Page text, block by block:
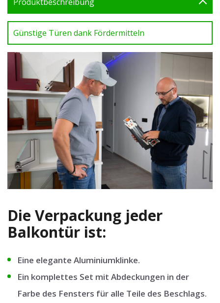
Produktbeschreibung
Günstige Türen dank Fördermitteln
Die Verpackung jeder
Balkontür ist:
Eine elegante Aluminiumklinke.
Ein komplettes Set mit Abdeckungen in der
Farbe des Fensters für alle Teile des Beschlags.